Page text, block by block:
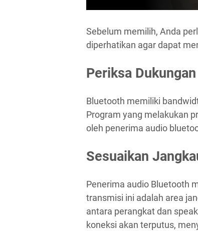
Sebelum memilih, Anda
diperhatikan agar dapat
Periksa Dukungan
Bluetooth memiliki
Program yang melakukan
oleh penerima audio
Sesuaikan
Penerima audio Bluetooth
transmisi ini adalah area
antara perangkat dan
koneksi akan terputus,